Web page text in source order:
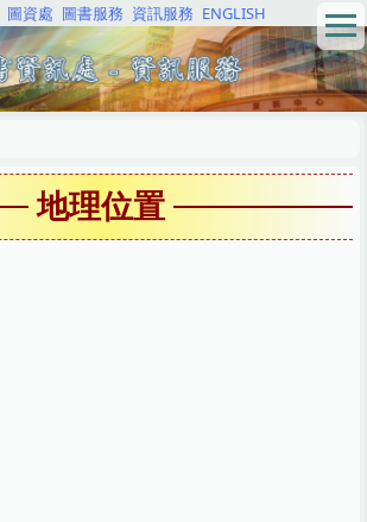
圖資處 圖書服務 資訊服務 ENGLISH
地理位置